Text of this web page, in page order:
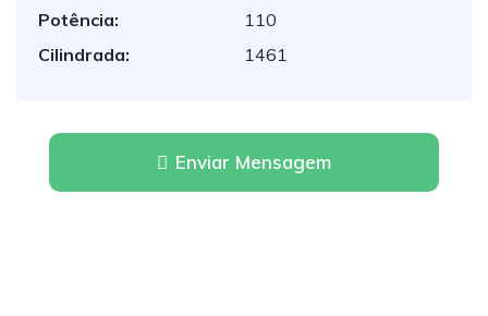
Potência:
110
Cilindrada:
1461
Enviar Mensagem